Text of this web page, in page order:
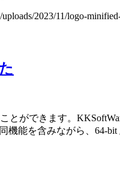
2023/11/logo-
ができます。
能を含みながら、64-